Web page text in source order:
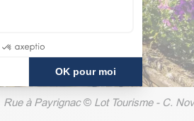
OK pour moi
Rue à Payrignac© Lot Tourisme - C.